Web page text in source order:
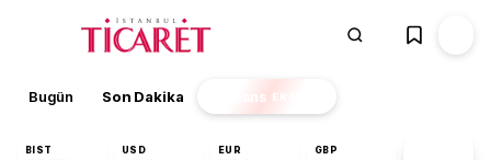
Bugün Son Dakika Finans EKSTRA
BIST USD EUR GBP